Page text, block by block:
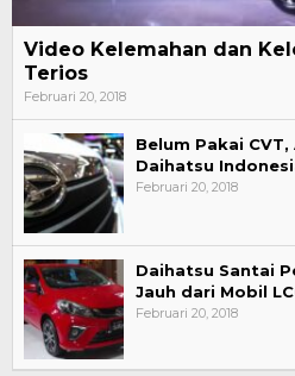
Video Kelemahan dan
Terios
Februari 20, 2018
Belum Pakai
Daihatsu
Februari 20, 2018
Daihatsu Santai
Jauh dari Mobil
Februari 20, 2018